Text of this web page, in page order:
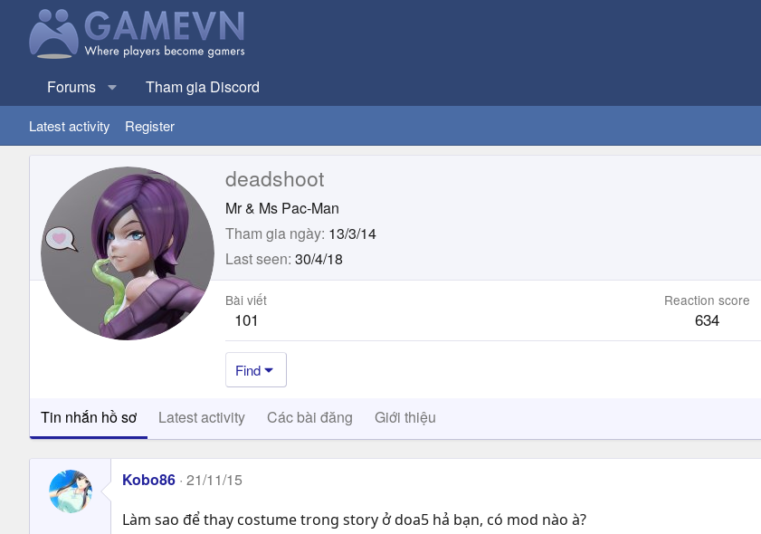
Forums Tham gia Discord
Latest activity Register
deadshoot
Mr & Ms Pac-Man
Tham gia ngày 13/3/14
Last seen 30/4/18
Bài viết
101
Reaction score
634
Find
Tin nhắn hồ sơ Latest activity Các bài đăng Giới thiệu
Kobo86 21/11/15
Làm sao để thay costume trong story ở doa5 hả bạn, có mod nào à?